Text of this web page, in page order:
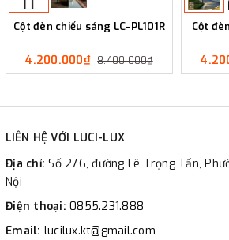
Cột đèn chiếu sáng LC-PL101R
4.200.000₫ 8.400.000₫
Cột
LIÊN HỆ VỚI LUCI-LUX
Địa chỉ:Số 276, đường Lê Trọng Tấn,
Nội
Điện thoại: 0855.231.888
Email: lucilux.kt@gmail.com